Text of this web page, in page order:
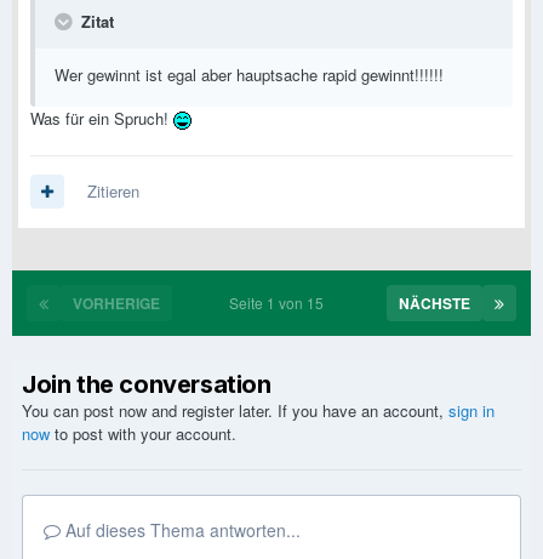
Zitat
Wer gewinnt ist egal aber hauptsache rapid gewinnt!!!!!!
Was für ein Spruch!
Zitieren
VORHERIGE NÄCHSTE
Seite 1 von 15
Join the conversation
You can post now and register later. If you have an account, sign in
now to post with your account.
Auf dieses Thema antworten...